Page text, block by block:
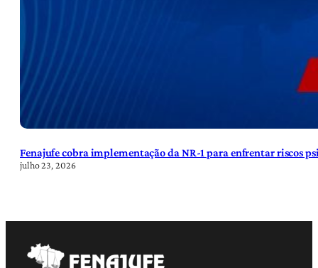
Fenajufe cobra implementação da NR-1 para enfrentar riscos
julho 23, 2026